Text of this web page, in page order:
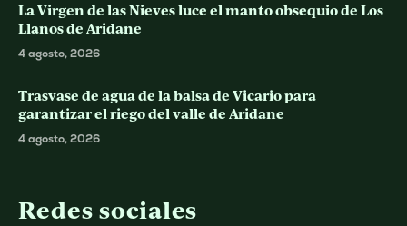
La Virgen de las Nieves luce el manto obsequio de Los
Llanos de Aridane
4 agosto, 2026
Trasvase de agua de la balsa de Vicario para
garantizar el riego del valle de Aridane
4 agosto, 2026
Redes sociales